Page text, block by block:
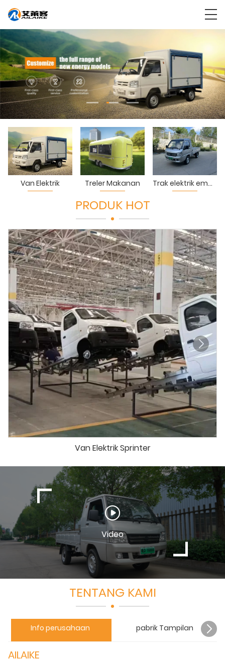
Van Elektrik Treler Makanan Trak elektrik empat roda
PRODUK HOT
Van Elektrik Sprinter
Video
TENTANG KAMI
Info perusahaan pabrik Tampilan
AILAIKE